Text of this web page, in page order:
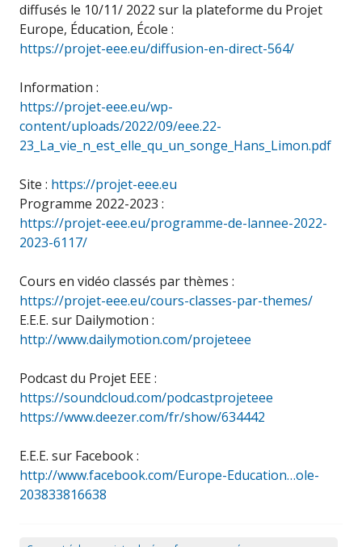
diffusés le 10/11/ 2022 sur la plateforme du Projet
Europe, Éducation, École :
https://projet-eee.eu/diffusion-en-direct-564/
Information :
https://projet-eee.eu/wp-
content/uploads/2022/09/eee.22-
23_La_vie_n_est_elle_qu_un_songe_Hans_Limon.pdf
Site : https://projet-eee.eu
Programme 2022-2023 :
https://projet-eee.eu/programme-de-lannee-2022-
2023-6117/
Cours en vidéo classés par thèmes :
https://projet-eee.eu/cours-classes-par-themes/
E.E.E. sur Dailymotion :
http://www.dailymotion.com/projeteee
Podcast du Projet EEE :
https://soundcloud.com/podcastprojeteee
https://www.deezer.com/fr/show/634442
E.E.E. sur Facebook :
http://www.facebook.com/Europe-Education…ole-
203833816638